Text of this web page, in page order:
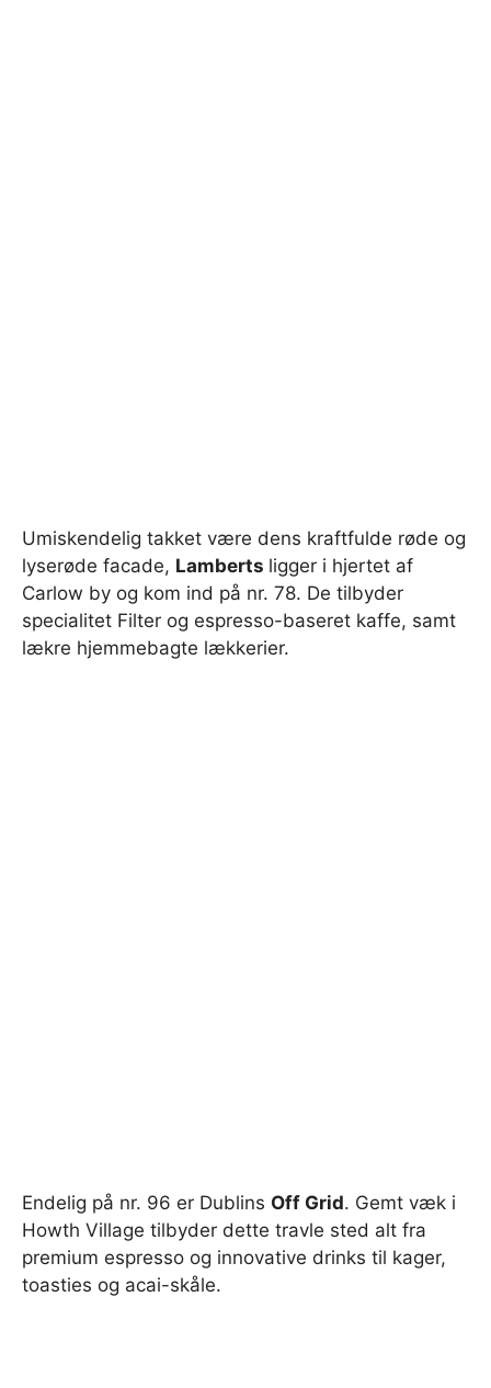
Umiskendelig takket være dens kraftfulde røde og
lyserøde facade, Lamberts ligger i hjertet af
Carlow by og kom ind på nr. 78. De tilbyder
specialitet Filter og espresso-baseret kaffe, samt
lækre hjemmebagte lækkerier.
Endelig på nr. 96 er Dublins Off Grid. Gemt væk i
Howth Village tilbyder dette travle sted alt fra
premium espresso og innovative drinks til kager,
toasties og acai-skåle.